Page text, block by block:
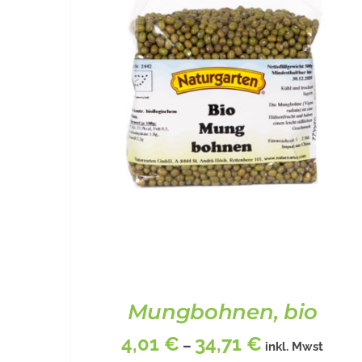
Mungbohnen, bio
4,01 € – 34,71 € inkl. Mwst